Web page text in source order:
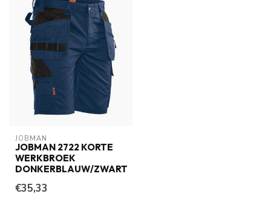
JOBMAN
JOBMAN 2722 KORTE
WERKBROEK
DONKERBLAUW/ZWART
€35,33